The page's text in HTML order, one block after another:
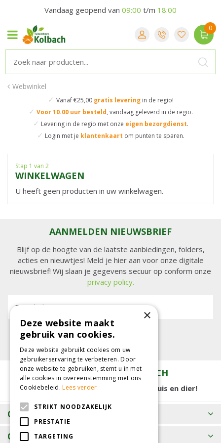
Webwinkel
✓ Vanaf €25,00 gratis leveringin de regio!
✓ Voor 10.00 uur besteld, vandaag geleverd in de regio.
✓ Levering in de regio met onze eigen bezorgdienst.
✓ Login met je klantenkaart om punten te sparen.
Vandaag geopend van 09:00 t/m 18:00
Stap 1 van 2
WINKELWAGEN
U heeft geen producten in uw winkelwagen.
AANMELDEN NIEUWSBRIEF
Blijf op de hoogte van de laatste aanbiedingen, folders,
acties en nieuwtjes! Meld je hier aan voor onze digitale
nieuwsbrief! Wij slaan je gegevens secuur op conform onze
privacy policy.
E-mailadres:
TUINCENTRUM KOLBACH
15.000 m2 winkelplezier voor tuin, huis en dier!
OPENINGSTIJDEN
CONTACT
×
Deze website maakt
gebruik van cookies.
Deze website gebruikt cookies om uw
gebruikerservaring te verbeteren. Door
onze website te gebruiken, stemt u in met
alle cookies in overeenstemming met ons
Cookiebeleid.Lees verder
STRIKT NOODZAKELIJK
PRESTATIE
TARGETING